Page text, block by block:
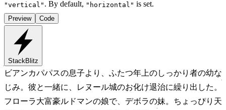
"vertical" . By default, "horizontal" is set.
Preview Code
StackBlitz
ビアンカパパスの息子より、ふたつ年上のしっかり者の幼な
じみ。彼と一緒に、レヌール城のお化け退治に繰り出した。
フローラ大富豪ルドマンの娘で、デボラの妹。ちょっぴり天